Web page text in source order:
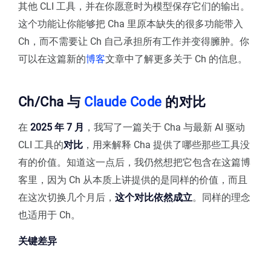
其他 CLI 工具，并在你愿意时为模型保存它们的输出。
这个功能让你能够把 Cha 里原本缺失的很多功能带入
Ch，而不需要让 Ch 自己承担所有工作并变得臃肿。你
可以在这篇新的博客文章中了解更多关于 Ch 的信息。
Ch/Cha 与 Claude Code 的对比
在 2025 年 7 月 ，我写了一篇关于 Cha 与最新 AI 驱动
CLI 工具的对比 ，用来解释 Cha 提供了哪些那些工具没
有的价值。知道这一点后，我仍然想把它包含在这篇博
客里，因为 Ch 从本质上讲提供的是同样的价值，而且
在这次切换几个月后， 这个对比依然成立。同样的理念
也适用于 Ch。
关键差异